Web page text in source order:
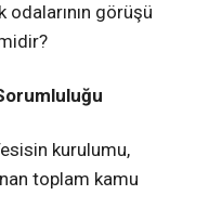
görüşü
kurulumu,
toplam kamu